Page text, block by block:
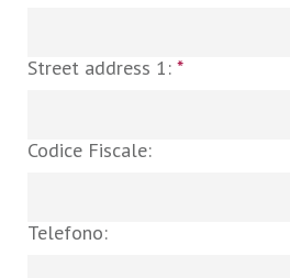
Street address 1: *
Codice Fiscale:
Telefono: